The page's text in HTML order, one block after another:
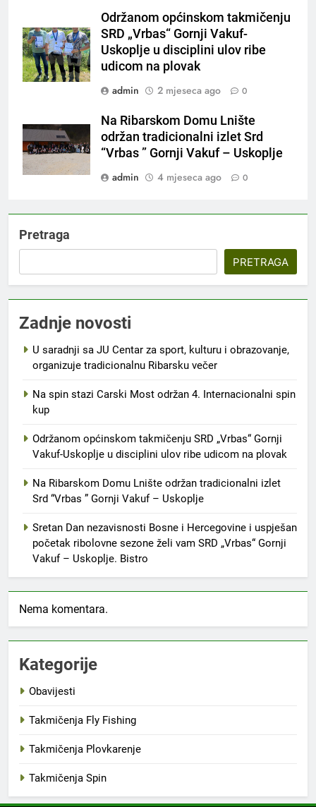
Održanom općinskom takmičenju
SRD „Vrbas“ Gornji Vakuf-
Uskoplje u disciplini ulov ribe
udicom na plovak
admin
2 mjeseca ago 0
Na Ribarskom Domu Lnište
održan tradicionalni izlet Srd
“Vrbas ” Gornji Vakuf – Uskoplje
admin
4 mjeseca ago 0
Pretraga
PRETRAGA
Zadnje novosti
U saradnji sa JU Centar za sport, kulturu i obrazovanje,
organizuje tradicionalnu Ribarsku večer
Na spin stazi Carski Most održan 4. Internacionalni spin
kup
Održanom općinskom takmičenju SRD „Vrbas“ Gornji
Vakuf-Uskoplje u disciplini ulov ribe udicom na plovak
Na Ribarskom Domu Lnište održan tradicionalni izlet
Srd “Vrbas ” Gornji Vakuf – Uskoplje
Sretan Dan nezavisnosti Bosne i Hercegovine i uspješan
početak ribolovne sezone želi vam SRD „Vrbas“ Gornji
Vakuf – Uskoplje. Bistro
Nema komentara.
Kategorije
Obavijesti
Takmičenja Fly Fishing
Takmičenja Plovkarenje
Takmičenja Spin